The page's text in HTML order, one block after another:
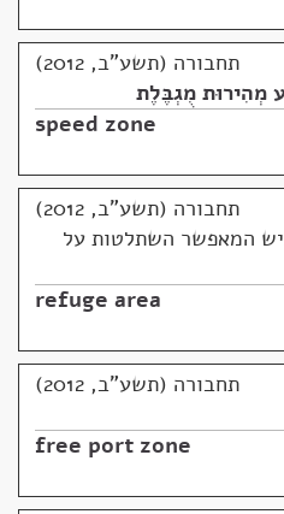
תחבורה (תשע"ב, 2012)
מְהִירוּת מֻגְבֶּלֶת
speed zone
תחבורה (תשע"ב, 2012)
המאפשר השתלטות על
refuge area
תחבורה (תשע"ב, 2012)
free port zone